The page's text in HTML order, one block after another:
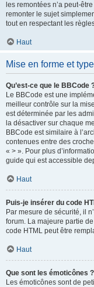
les remontées n’a peut-
remonter le sujet
tout en respectant les
Haut
Mise en forme et
Qu’est-ce que le BBCode
Le BBCode est une
meilleur contrôle sur la
est déterminée par les
la désactiver sur chaque
BBCode est similaire à
contenues entre des
« > ». Pour plus
guide qui est accessible
Haut
Puis-je insérer du code
Par mesure de sécurité, il
forum. La majeure partie
code HTML peut être
Haut
Que sont les émoticônes ?
Les émoticônes sont de